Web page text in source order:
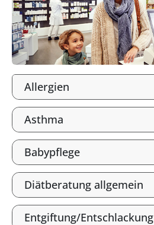
Allergien
Asthma
Babypflege
Diätberatung allgemein
Entgiftung/Entschlackung